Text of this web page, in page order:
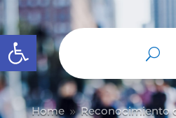
Abrir barra de herramientas
Home 9 Reconocimiento